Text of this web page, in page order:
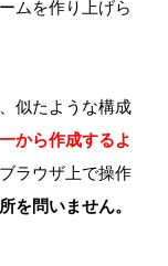
ムを作り上げら
似たような構成
一から作成するよ
ラウザ上で操作
を問いません。